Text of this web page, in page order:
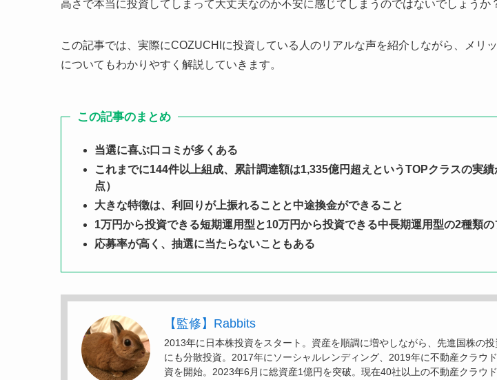
高さで本当に投資してしまって大丈夫なのか不安に感じてしまうのではないでしょうか
この記事では、実際にCOZUCHIに投資している人のリアルな声を紹介しながら、メリ
についてもわかりやすく解説していきます。
この記事のまとめ
当選に喜ぶ口コミが多くある
これまでに144件以上組成、累計調達額は1,335億円超えというTOPクラスの実
点）
大きな特徴は、利回りが上振れることと中途換金ができること
1万円から投資できる短期運用型と10万円から投資できる中長期運用型の2種類
応募率が高く、抽選に当たらないこともある
【監修】Rabbits
2013年に日本株投資をスタート。資産を順調に増やしながら、先進国株の
にも分散投資。2017年にソーシャルレンディング、2019年に不動産クラウ
資を開始。2023年6月に総資産1億円を突破。現在40社以上の不動産クラウ